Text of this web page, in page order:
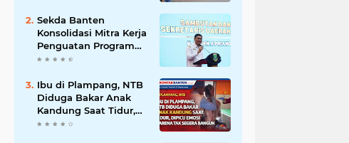
Sekda Banten
Konsolidasi Mitra Kerja
Penguatan Program
Prioritas MBG
Ibu di Plampang, NTB
Diduga Bakar Anak
Kandung Saat Tidur,
Dipicu Emosi karena